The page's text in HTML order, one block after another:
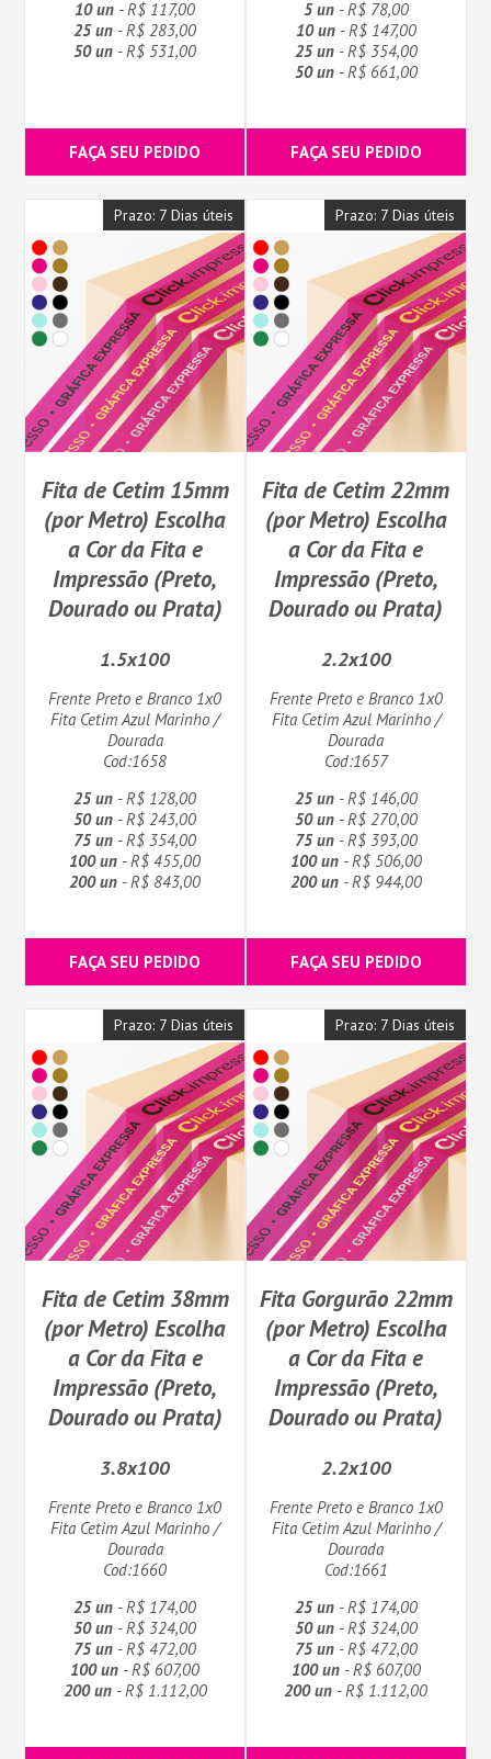
10 un - R$ 117,00
25 un - R$ 283,00
50 un - R$ 531,00
FAÇA SEU PEDIDO
5 un- R$ 78,00
10 un- R$ 147,00
25 un- R$ 354,00
50 un- R$ 661,00
FAÇA SEU PEDIDO
Prazo: 7 Dias úteis
Fita de Cetim 15mm
(por Metro) Escolha
a Cor da Fita e
Impressão (Preto,
Dourado ou Prata)
1.5x100
Frente Preto e Branco 1x0
Fita Cetim Azul Marinho /
Dourada
Cod:1658
25 un - R$ 128,00
50 un - R$ 243,00
75 un - R$ 354,00
100 un - R$ 455,00
200 un - R$ 843,00
FAÇA SEU PEDIDO
Prazo: 7 Dias úteis
Fita de Cetim 22mm
(por Metro) Escolha
a Cor da Fita e
Impressão (Preto,
Dourado ou Prata)
2.2x100
Frente Preto e Branco 1x0
Fita Cetim Azul Marinho /
Dourada
Cod:1657
25 un- R$ 146,00
50 un- R$ 270,00
75 un- R$ 393,00
100 un- R$ 506,00
200 un- R$ 944,00
FAÇA SEU PEDIDO
Prazo: 7 Dias úteis
Fita de Cetim 38mm
(por Metro) Escolha
a Cor da Fita e
Impressão (Preto,
Dourado ou Prata)
3.8x100
Frente Preto e Branco 1x0
Fita Cetim Azul Marinho /
Dourada
Cod:1660
25 un - R$ 174,00
50 un - R$ 324,00
75 un - R$ 472,00
100 un - R$ 607,00
200 un- R$ 1.112,00
Prazo: 7 Dias úteis
Fita Gorgurão 22mm
(por Metro) Escolha
a Cor da Fita e
Impressão (Preto,
Dourado ou Prata)
2.2x100
Frente Preto e Branco 1x0
Fita Cetim Azul Marinho /
Dourada
Cod:1661
25 un- R$ 174,00
50 un- R$ 324,00
75 un- R$ 472,00
100 un- R$ 607,00
200 un - R$ 1.112,00